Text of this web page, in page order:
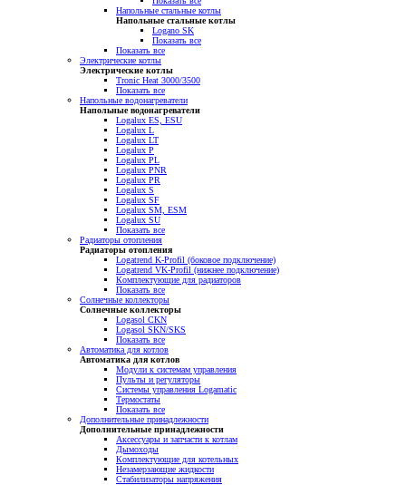
Напольные стальные котлы
Напольные стальные котлы
Logano SK
Показать все
Показать все
Электрические котлы
Электрические котлы
Tronic Heat 3000/3500
Показать все
Напольные водонагреватели
Напольные водонагреватели
Logalux ES, ESU
Logalux L
Logalux LT
Logalux P
Logalux PL
Logalux PNR
Logalux PR
Logalux S
Logalux SF
Logalux SM, ESM
Logalux SU
Показать все
Радиаторы отопления
Радиаторы отопления
Logatrend K-Profil (боковое подключение)
Logatrend VK-Profil (нижнее подключение)
Комплектующие для радиаторов
Показать все
Солнечные коллекторы
Солнечные коллекторы
Logasol CKN
Logasol SKN/SKS
Показать все
Автоматика для котлов
Автоматика для котлов
Модули к системам управления
Пульты и регуляторы
Системы управления Logamatic
Термостаты
Показать все
Дополнительные принадлежности
Дополнительные принадлежности
Аксессуары и запчасти к котлам
Дымоходы
Комплектующие для котельных
Незамерзающие жидкости
Стабилизаторы напряжения